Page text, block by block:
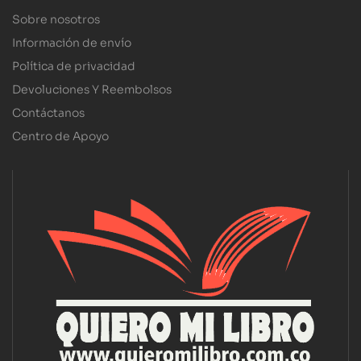
Sobre nosotros
Información de envío
Política de privacidad
Devoluciones Y Reembolsos
Contáctanos
Centro de Apoyo